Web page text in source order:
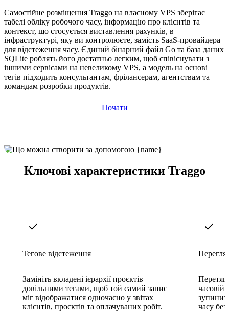
Самостійне розміщення Traggo на власному VPS зберігає
табелі обліку робочого часу, інформацію про клієнтів та
контекст, що стосується виставлення рахунків, в
інфраструктурі, яку ви контролюєте, замість SaaS-провайдера
для відстеження часу. Єдиний бінарний файл Go та база даних
SQLite роблять його достатньо легким, щоб співіснувати з
іншими сервісами на невеликому VPS, а модель на основі
тегів підходить консультантам, фрілансерам, агентствам та
командам розробки продуктів.
Почати
Ключові характеристики Traggo
Тегове відстеження
Замініть вкладені ієрархії проєктів
довільними тегами, щоб той самий запис
міг відображатися одночасно у звітах
клієнтів, проєктів та оплачуваних робіт.
часу